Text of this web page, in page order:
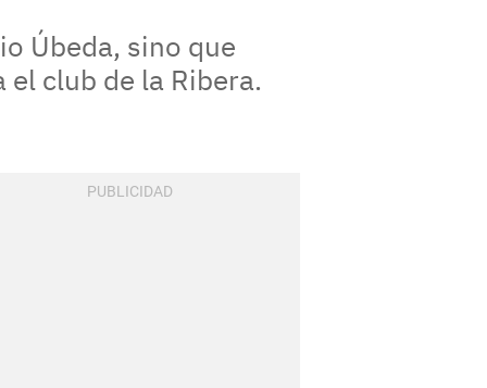
Úbeda, sino que
club de la Ribera.